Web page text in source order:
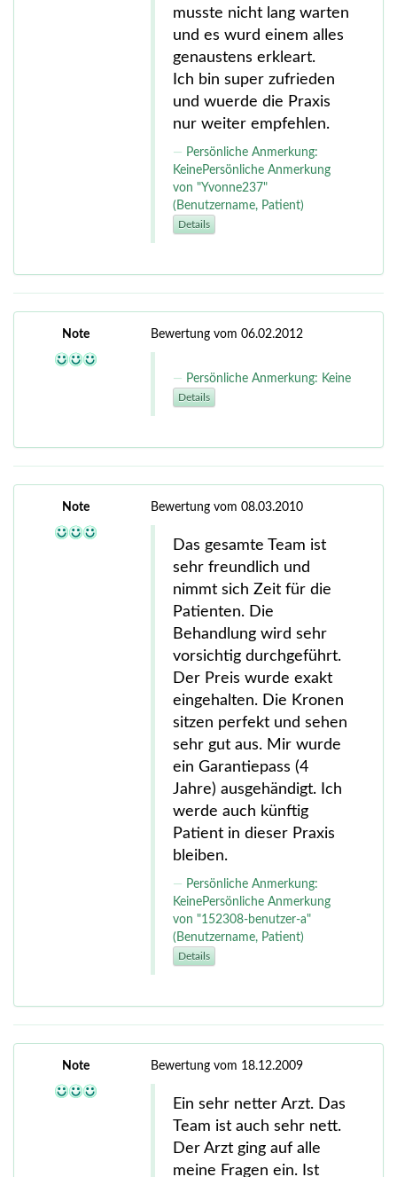
musste nicht lang warten
und es wurd einem alles
genaustens erkleart.
Ich bin super zufrieden
und wuerde die Praxis
nur weiter empfehlen.
Persönliche Anmerkung:
KeinePersönliche Anmerkung
von "Yvonne237"
(Benutzername, Patient)
Details
Note Bewertung vom 06.02.2012
Persönliche Anmerkung: Keine
Details
Note Bewertung vom 08.03.2010
Das gesamte Team ist
sehr freundlich und
nimmt sich Zeit für die
Patienten. Die
Behandlung wird sehr
vorsichtig durchgeführt.
Der Preis wurde exakt
eingehalten. Die Kronen
sitzen perfekt und sehen
sehr gut aus. Mir wurde
ein Garantiepass (4
Jahre) ausgehändigt. Ich
werde auch künftig
Patient in dieser Praxis
bleiben.
Persönliche Anmerkung:
KeinePersönliche Anmerkung
von "152308-benutzer-a"
(Benutzername, Patient)
Details
Note Bewertung vom 18.12.2009
Ein sehr netter Arzt. Das
Team ist auch sehr nett.
Der Arzt ging auf alle
meine Fragen ein. Ist